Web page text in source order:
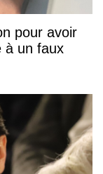
pour avoir
à un faux